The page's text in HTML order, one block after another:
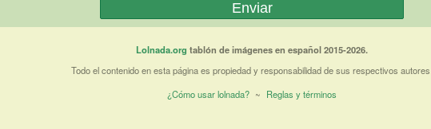
Lolnada.org tablón de imágenes en español 2015-2026.
Todo el contenido en esta página es propiedad y responsabilidad de sus respectivos
¿Cómo usar lolnada? ~ Reglas y términos